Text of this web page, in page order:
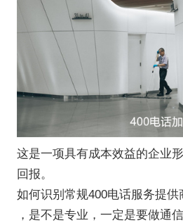
这是一项具有成本效益的企业
回报。
如何识别常规400电话服务提供
，是不是专业，一定是要做通